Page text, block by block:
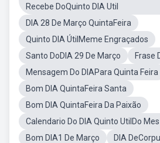
Recebe DoQuinto DIA Util
DIA 28 De Março QuintaFeira
Quinto DIA ÚtilMeme Engraçados
Santo DoDIA 29 De Março
Frase
Mensagem Do DIAPara Quinta Feira
Bom DIA QuintaFeira Santa
Bom DIA QuintaFeira Da Paixão
Calendario Do DIA Quinto UtilDo
Bom DIA1 De Março
DIA